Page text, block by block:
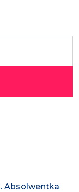
Absolwentka